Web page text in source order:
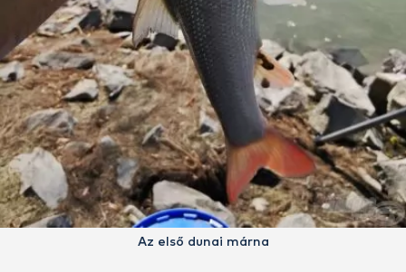
Az első dunai márna